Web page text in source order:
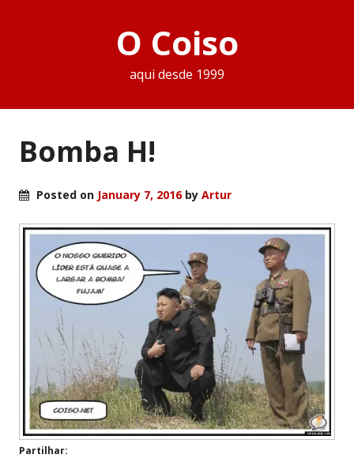
O Coiso
aqui desde 1999
Bomba H!
Posted on January 7, 2016by Artur
Partilhar: